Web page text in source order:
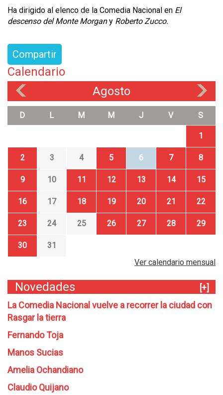
Ha dirigido al elenco de la Comedia Nacional en El
descenso del Monte Morgany Roberto Zucco.
Compartir
Calendario
Agosto
D L M M J V S
1
2 3 4 5 6 7 8
9 10 11 12 13 14 15
16 17 18 19 20 21 22
23 24 25 26 27 28 29
30
31
Ver calendario mensual
Novedades
[+]
La Comedia Nacional vuelve a recorrer la ciudad con
Rasgar la tierra
Fernando Toja
Manos Sucias
Amelia Ochandiano
Claudio Quijano